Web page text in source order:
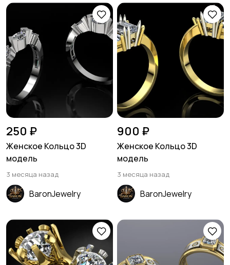
250 ₽
Женское Кольцо 3D
модель
3 месяца назад
BaronJewelry
900 ₽
Женское Кольцо 3D
модель
3 месяца назад
BaronJewelry